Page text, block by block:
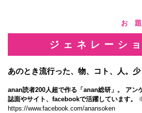
お 題
ジェネレーシ
あのとき流行った、物、コト、人。
anan読者200人超で作る「anan総研」。 アン
誌面やサイト、facebookで活躍しています。
https://www.facebook.com/anansoken